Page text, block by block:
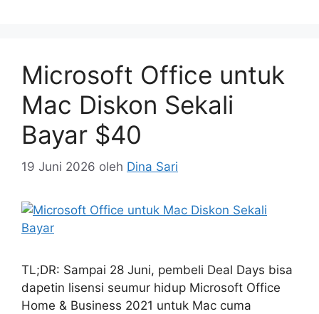
Microsoft Office untuk
Mac Diskon Sekali
Bayar $40
19 Juni 2026 oleh Dina Sari
TL;DR: Sampai 28 Juni, pembeli Deal Days bisa
dapetin lisensi seumur hidup Microsoft Office
Home & Business 2021 untuk Mac cuma